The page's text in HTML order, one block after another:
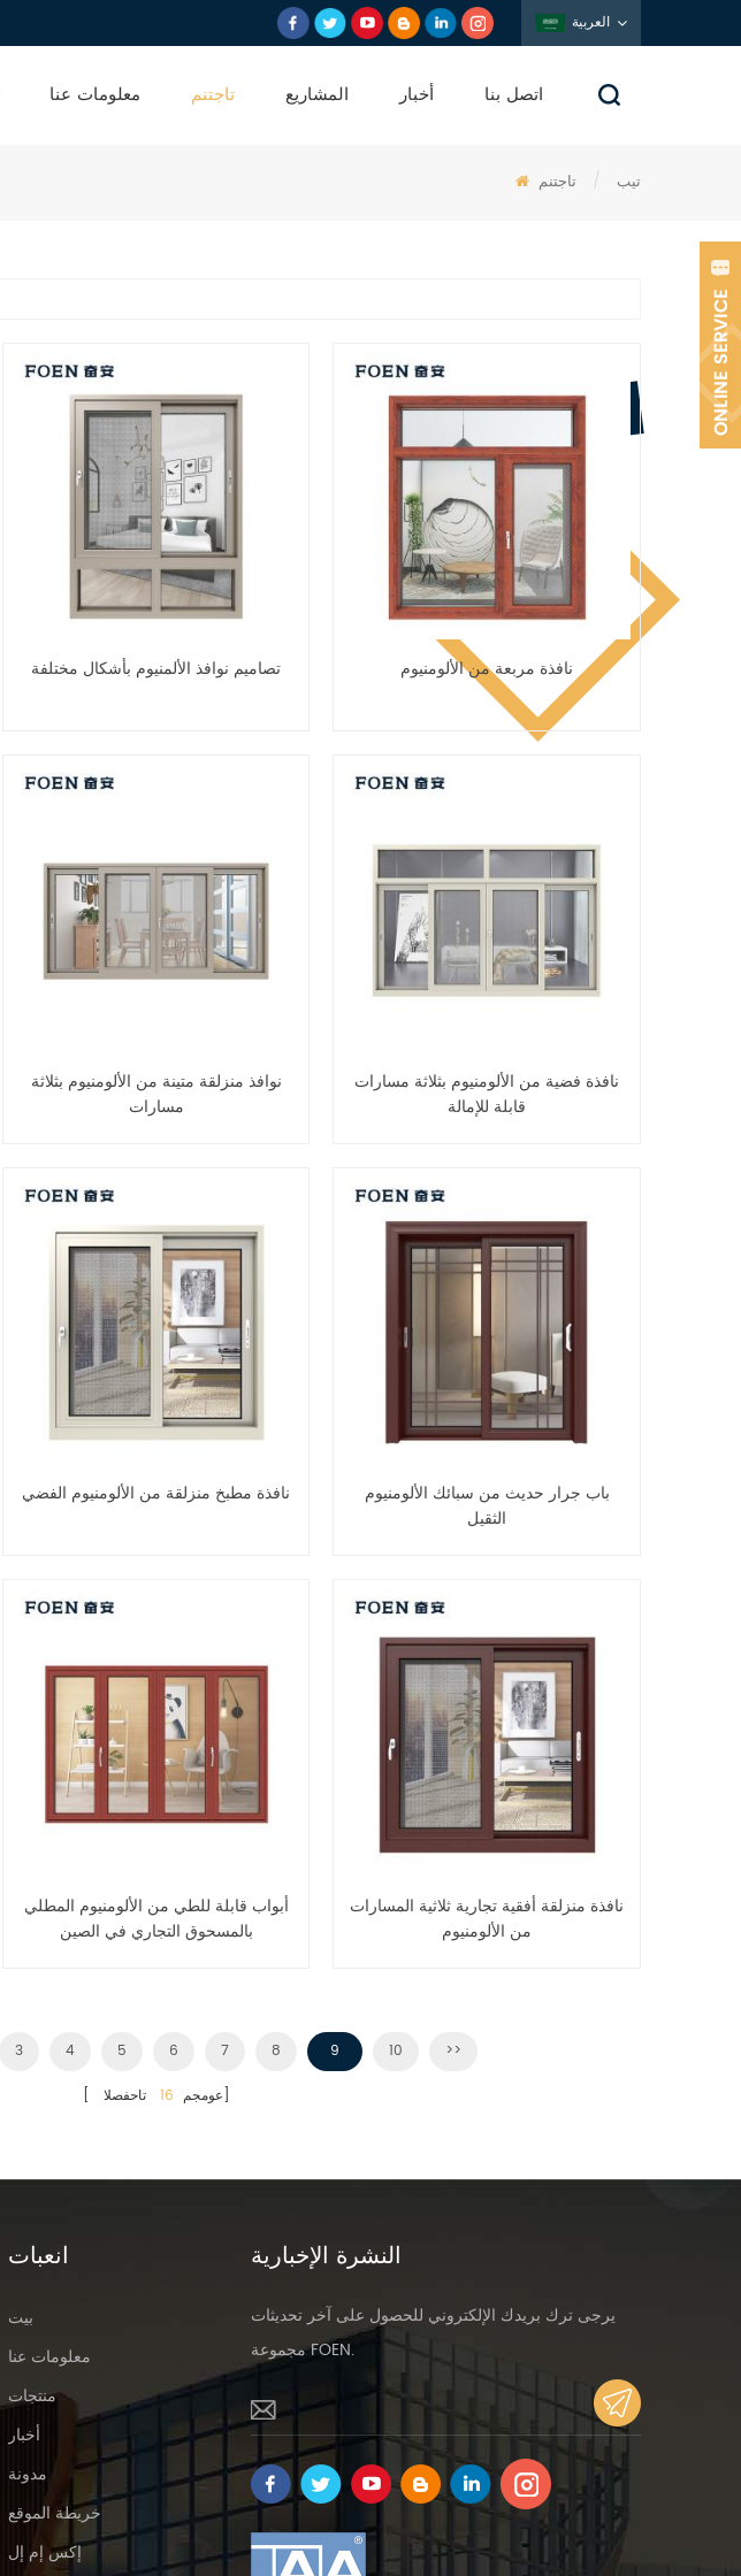
العربية
معلومات عنا تاجتنم المشاريع أخبار اتصل بنا
تيب / تاجتنم
تصاميم نوافذ الألمنيوم بأشكال مختلفة نافذة مربعة من الألومنيوم
نوافذ منزلقة متينة من الألومنيوم بثلاثة
مسارات
نافذة فضية من الألومنيوم بثلاثة مسارات
قابلة للإمالة
نافذة مطبخ منزلقة من الألومنيوم الفضي
باب جرار حديث من سبائك الألومنيوم
الثقيل
أبواب قابلة للطي من الألومنيوم المطلي
بالمسحوق التجاري في الصين
نافذة منزلقة أفقية تجارية ثلاثية المسارات
من الألومنيوم
3 4 5 6 7 8 9 10 >>
[ عومجم 16
انعبات
بيت
معلومات عنا
منتجات
أخبار
مدونة
خريطة الموقع
إكس إم إل
النشرة الإخبارية
يرجى ترك بريدك الإلكتروني للحصول على آخر تحديثات
مجموعة FOEN.